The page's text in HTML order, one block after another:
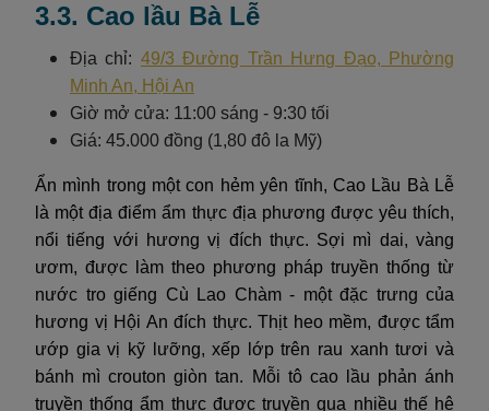
3.3. Cao lầu Bà Lễ
Địa chỉ: 49/3 Đường Trần Hưng Đạo, Phường
Minh An, Hội An
Giờ mở cửa: 11:00 sáng - 9:30 tối
Giá: 45.000 đồng (1,80 đô la Mỹ)
Ẩn mình trong một con hẻm yên tĩnh, Cao Lầu Bà Lễ
là một địa điểm ẩm thực địa phương được yêu thích,
nổi tiếng với hương vị đích thực. Sợi mì dai, vàng
ươm, được làm theo phương pháp truyền thống từ
nước tro giếng Cù Lao Chàm - một đặc trưng của
hương vị Hội An đích thực. Thịt heo mềm, được tẩm
ướp gia vị kỹ lưỡng, xếp lớp trên rau xanh tươi và
bánh mì crouton giòn tan. Mỗi tô cao lầu phản ánh
truyền thống ẩm thực được truyền qua nhiều thế hệ